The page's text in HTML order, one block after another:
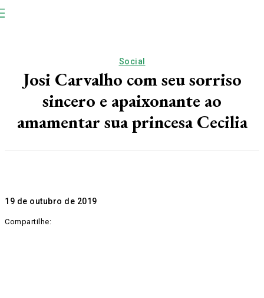
Social
Josi Carvalho com seu sorriso
sincero e apaixonante ao
amamentar sua princesa Cecilia
19 de outubro de 2019
Compartilhe: